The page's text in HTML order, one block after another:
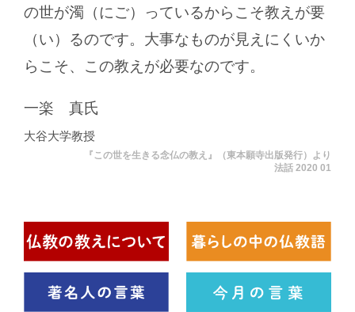
の世が濁（にご）っているからこそ教えが要
（い）るのです。大事なものが見えにくいか
らこそ、この教えが必要なのです。
一楽 真氏
大谷大学教授
『この世を生きる念仏の教え』（東本願寺出版発行）より
法話 2020 01